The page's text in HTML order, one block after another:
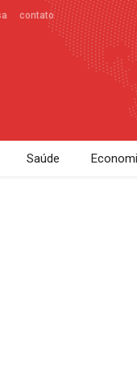
contato
Saúde